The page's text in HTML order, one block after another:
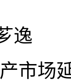
逸
场延